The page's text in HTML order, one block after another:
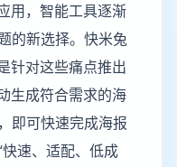
用，智能工具逐渐
的新选择。快米兔
针对这些痛点推出
生成符合需求的海
即可快速完成海报
速、适配、低成